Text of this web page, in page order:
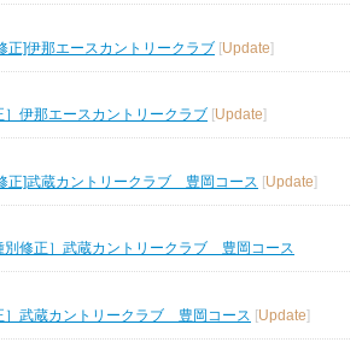
正]伊那エースカントリークラブ [Update]
］伊那エースカントリークラブ
Update
正]武蔵カントリークラブ 豊岡コース [Update]
別修正］武蔵カントリークラブ 豊岡コース
］武蔵カントリークラブ 豊岡コース [Update]